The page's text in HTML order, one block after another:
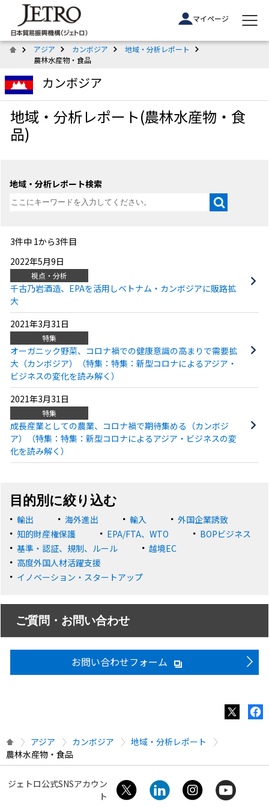
マイページ
アジア カンボジア
地域・分析レポート
農林水産物・食品
カンボジア
地域・分析レポート(農林水産物・食
品)
地域・分析レポート検索
3件中 1から3件目
2022年5月9日
視点・分析
千古乃岩酒造、EPAを活用しベトナム・カンボジアに販路拡
大
2021年3月31日
特集
オーガニック野菜、コロナ禍での健康意識の高まりで需要拡
大（カンボジア）（特集：特集：新型コロナによるアジア・
ビジネスの変化を読み解く）
2021年3月31日
特集
成長産業としての農業、コロナ禍で期待集める（カンボジ
ア）（特集：特集：新型コロナによるアジア・ビジネスの変
化を読み解く）
目的別に絞り込む
輸出 海外進出 輸入
外国企業誘致
知的財産権保護
EPA/FTA、WTO
BOPビジネス
基準・認証、規制、ルール
越境EC
高度外国人材活躍支援
イノベーション・スタートアップ
ご質問・お問い合わせ
お問い合わせフォーム
アジア カンボジア
地域・分析レポート
農林水産物・食品
ジェトロ公式SNSアカウン
ト